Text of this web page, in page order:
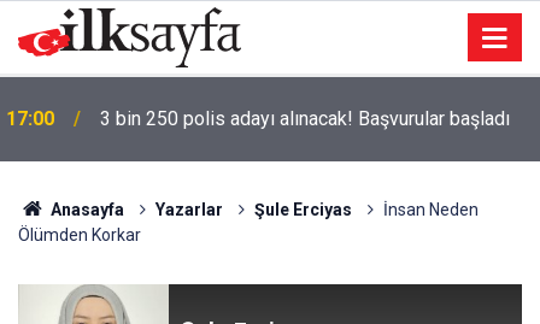
17:00 3 bin 250 polis adayı alınacak! Başvurular başladı
Anasayfa Yazarlar Şule Erciyas
İnsan Neden
Ölümden Korkar